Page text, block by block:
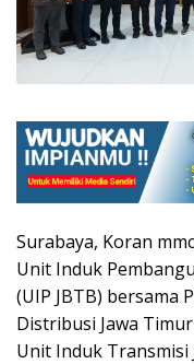
Surabaya, Koran
Unit Induk
(UIP JBTB) bersama
Distribusi Jawa
Unit Induk Transmisi